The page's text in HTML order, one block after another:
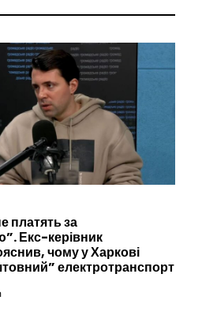
платять за
Екс-керівник
чому у Харкові
електротранспорт